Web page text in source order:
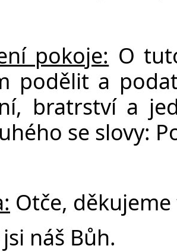
pokoje: O
podělit a
bratrství a
se slovy:
Otče,
náš Bůh.